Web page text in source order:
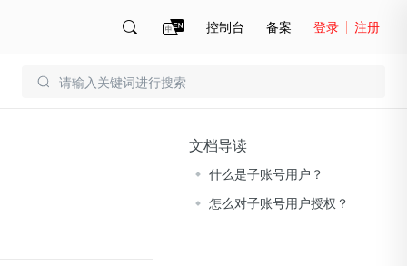
控制台 备案 登录 注册
文档导读
什么是子账号用户？
怎么对子账号用户授权？